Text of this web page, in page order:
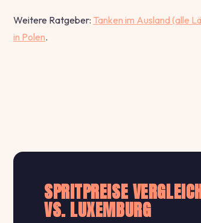
Weitere Ratgeber: Tanken im Ausland (alle
in Polen.
SPRITPREISE
VS. LUXEMBURG